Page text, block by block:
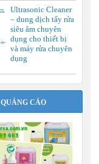
Ultrasonic Cleaner
– dung dịch tẩy rửa
siêu âm chuyên
dụng cho thiết bị
và máy rửa chuyên
dụng
QUẢNG CÁO